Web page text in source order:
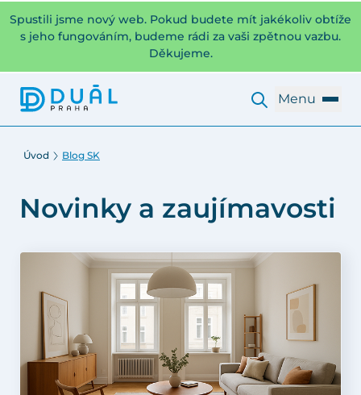
Spustili jsme nový web. Pokud budete mít jakékoliv obtíže
s jeho fungováním, budeme rádi za vaši zpětnou vazbu.
Děkujeme.
Menu
Úvod Blog SK
Novinky a zaujímavosti